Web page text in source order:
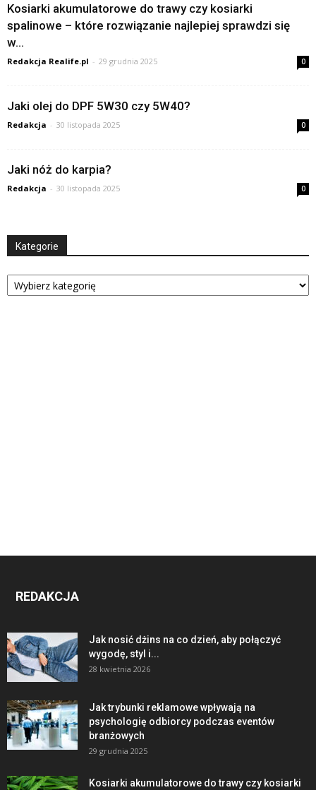
Kosiarki akumulatorowe do trawy czy kosiarki
spalinowe – które rozwiązanie najlepiej sprawdzi się
w...
Redakcja Realife.pl - 29 grudnia 2025 0
Jaki olej do DPF 5W30 czy 5W40?
Redakcja - 30 listopada 2025 0
Jaki nóż do karpia?
Redakcja - 30 listopada 2025 0
Kategorie
Kategorie
REDAKCJA
Jak nosić dżins na co dzień, aby połączyć
wygodę, styl i...
28 kwietnia 2026
Jak trybunki reklamowe wpływają na
psychologię odbiorcy podczas eventów
branżowych
29 grudnia 2025
Kosiarki akumulatorowe do trawy czy kosiarki